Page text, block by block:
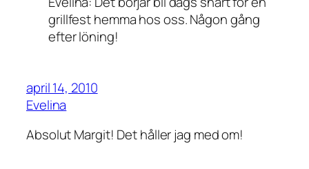
grillfest hemma hos oss. Någon gång
efter löning!
april 14, 2010
Evelina
Absolut Margit! Det håller jag med om!